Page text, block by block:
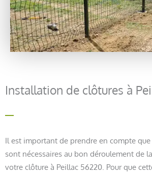
Installation de clôtures à
Il est important de prendre en compte
sont nécessaires au bon déroulement de
votre clôture à Peillac 56220. Pour que